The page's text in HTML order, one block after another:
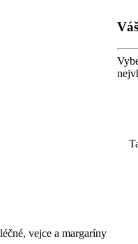
vejce a margaríny